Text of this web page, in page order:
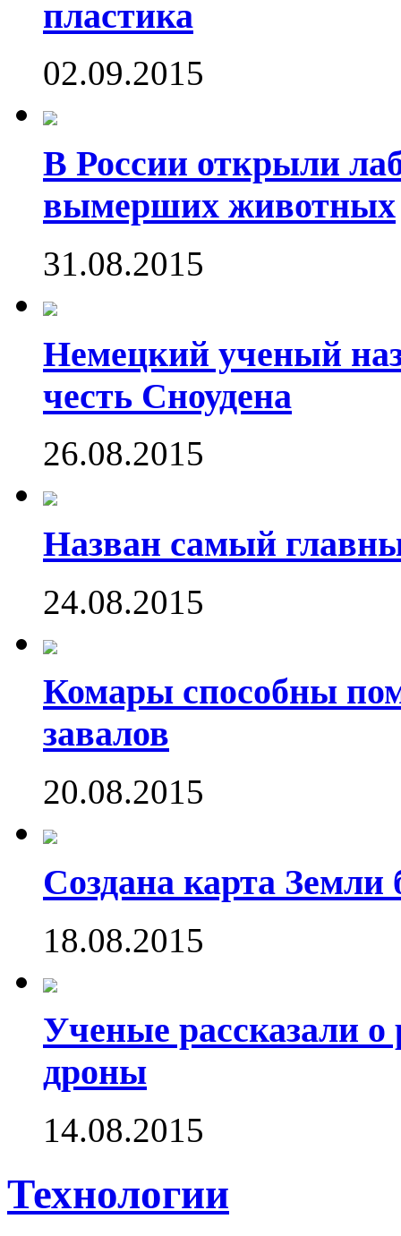
пластика
02.09.2015
В России открыли
вымерших животных
31.08.2015
Немецкий ученый
честь Сноудена
26.08.2015
Назван самый
24.08.2015
Комары способны
завалов
20.08.2015
Создана карта Земли
18.08.2015
Ученые рассказали о
дроны
14.08.2015
Технологии